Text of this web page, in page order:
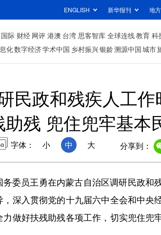
ENGLISH 新华报刊 地
国际 财经 网评 港澳 台湾 思客智库 全球连线教育 科
化数字经济学术中国 乡村振兴银龄溯源中国城市
民政和残疾人工
助残 兜住兜牢基本
字体： 小 中 大 分享到：
员王勇在内蒙古自治区调研民政和
深入贯彻党的十九届六中全会和中央
做好扶残助残各项工作，切实兜住